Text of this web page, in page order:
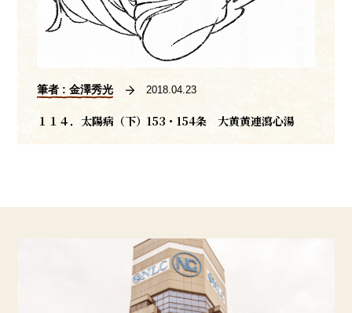
筆者 : 金澤秀光 2018.04.23
１１４．太陽病（下）153・154条 大黄黄連瀉心湯